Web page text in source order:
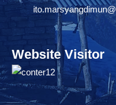
Website Visitor